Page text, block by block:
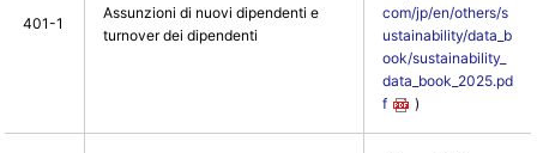
401-1
Assunzioni di nuovi dipendenti e
turnover dei dipendenti
com/jp/en/others/s
ustainability/data_b
ook/sustainability_
data_book_2025.pd
f
)